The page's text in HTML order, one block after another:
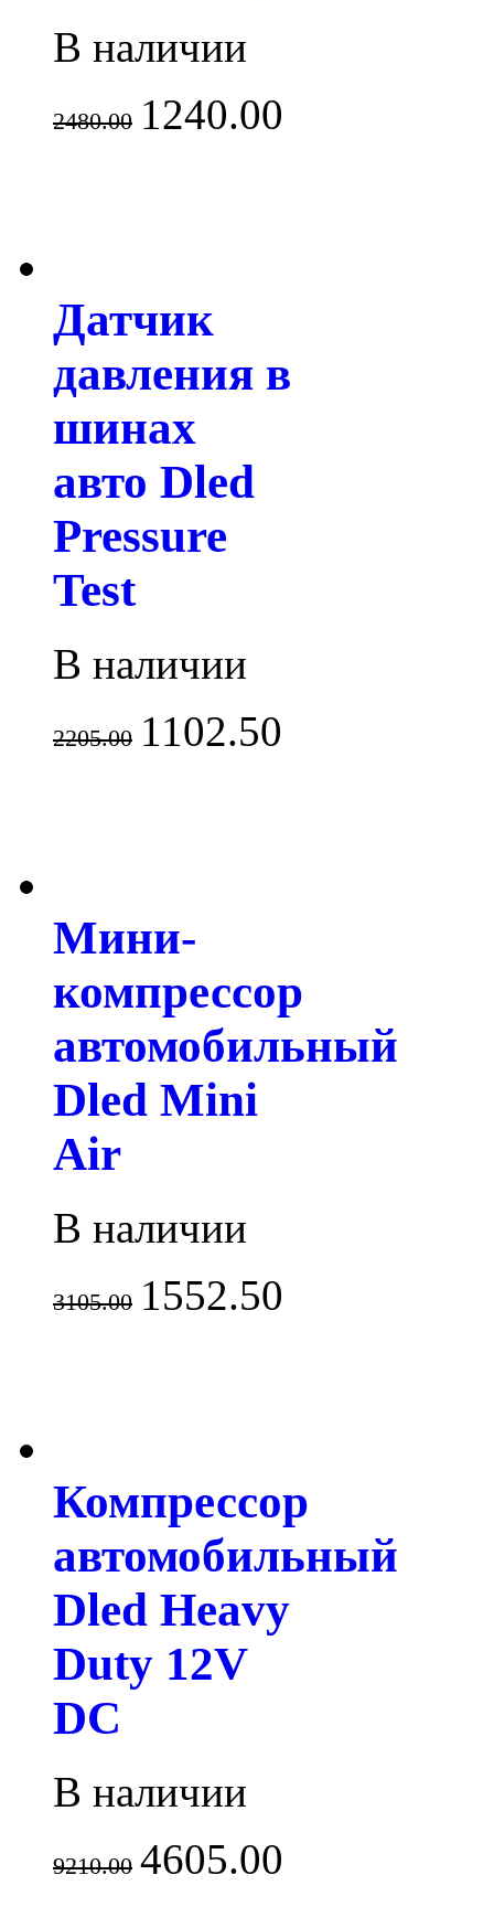
В наличии
2480.00 1240.00
Датчик
давления в
шинах
авто Dled
Pressure
Test
В наличии
2205.00 1102.50
Мини-
компрессор
автомобильный
Dled Mini
Air
В наличии
3105.00 1552.50
Компрессор
автомобильный
Dled Heavy
Duty 12V
DC
В наличии
9210.00 4605.00